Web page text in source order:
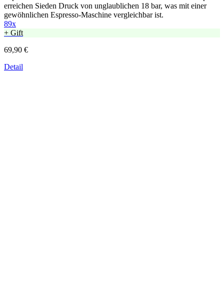
erreichen Sieden Druck von unglaublichen 18 bar, was mit einer
gewöhnlichen Espresso-Maschine vergleichbar ist.
89x
+ Gift
69,90 €
Detail